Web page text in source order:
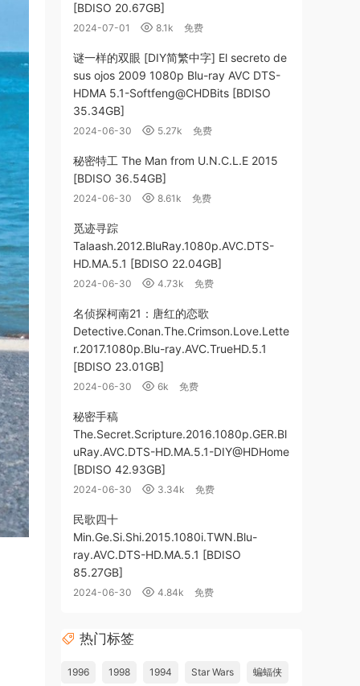
[BDISO 20.67GB]
2024-07-01 8.1k 免费
谜一样的双眼 [DIY简繁中字] El secreto de
sus ojos 2009 1080p Blu-ray AVC DTS-
HDMA 5.1-Softfeng@CHDBits [BDISO
35.34GB]
2024-06-30 5.27k 免费
秘密特工 The Man from U.N.C.L.E 2015
[BDISO 36.54GB]
2024-06-30 8.61k 免费
觅迹寻踪
Talaash.2012.BluRay.1080p.AVC.DTS-
HD.MA.5.1 [BDISO 22.04GB]
2024-06-30 4.73k 免费
名侦探柯南21：唐红的恋歌
Detective.Conan.The.Crimson.Love.Lette
r.2017.1080p.Blu-ray.AVC.TrueHD.5.1
[BDISO 23.01GB]
2024-06-30 6k 免费
秘密手稿
The.Secret.Scripture.2016.1080p.GER.Bl
uRay.AVC.DTS-HD.MA.5.1-DIY@HDHome
[BDISO 42.93GB]
2024-06-30 3.34k 免费
民歌四十
Min.Ge.Si.Shi.2015.1080i.TWN.Blu-
ray.AVC.DTS-HD.MA.5.1 [BDISO
85.27GB]
2024-06-30 4.84k 免费
热门标签
1996 1998 1994 Star Wars 蝙蝠侠